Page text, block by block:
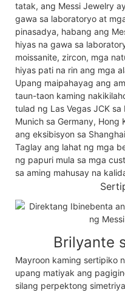
tatak, ang Messi Jewelry
gawa sa laboratoryo at
pinasadya, habang ang
hiyas na gawa sa
moissanite, zircon, mga
hiyas pati na rin ang mga
Upang maipahayag ang
taun-taon kaming
tulad ng Las Vegas JCK
Munich sa Germany, Hong
ang eksibisyon sa
Taglay ang lahat ng mga
ng papuri mula sa mga
sa aming mahusay na
Brilyante
Mayroon kaming sertipiko
upang matiyak ang
silang perpektong